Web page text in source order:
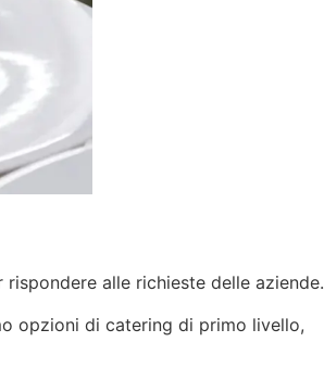
alle richieste delle aziende.
opzioni di catering di primo livello,